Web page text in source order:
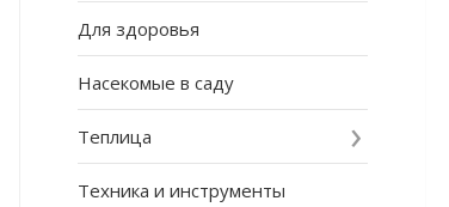
Для здоровья
Насекомые в саду
Теплица
Техника и инструменты